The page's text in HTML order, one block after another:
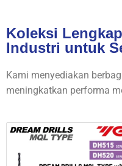
Koleksi
Industri untuk
Kami menyediakan
meningkatkan performa